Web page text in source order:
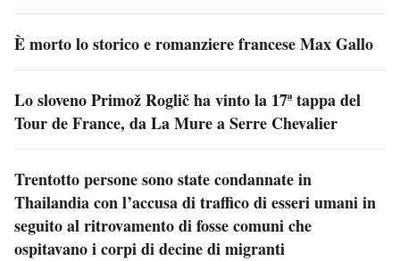
È morto lo storico e romanziere francese Max Gallo
Lo sloveno Primož Roglič ha vinto la 17ª tappa del
Tour de France, da La Mure a Serre Chevalier
Trentotto persone sono state condannate in
Thailandia con l’accusa di traffico di esseri umani in
seguito al ritrovamento di fosse comuni che
ospitavano i corpi di decine di migranti